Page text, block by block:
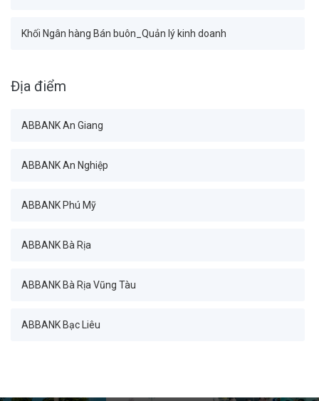
Khối Ngân hàng Bán buôn_Quản lý kinh doanh
Địa điểm
ABBANK An Giang
ABBANK An Nghiệp
ABBANK Phú Mỹ
ABBANK Bà Rịa
ABBANK Bà Rịa Vũng Tàu
ABBANK Bạc Liêu